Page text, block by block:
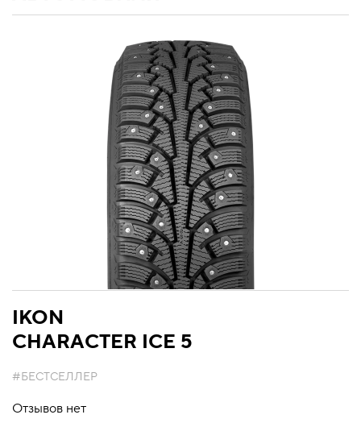
IKON
CHARACTER ICE 5
#БЕСТСЕЛЛЕР
Отзывов нет